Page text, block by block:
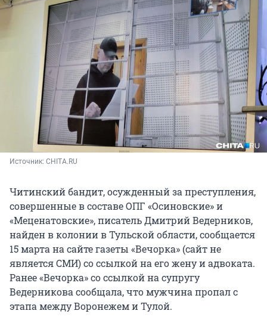
Источник: CHITA.RU
Читинский бандит, осужденный за преступления,
совершенные в составе ОПГ «Осиновские» и
«Меценатовские», писатель Дмитрий Ведерников,
найден в колонии в Тульской области, сообщается
15 марта на сайте газеты «Вечорка» (сайт не
является СМИ) со ссылкой на его жену и адвоката.
Ранее «Вечорка» со ссылкой на супругу
Ведерникова сообщала, что мужчина пропал с
этапа между Воронежем и Тулой.